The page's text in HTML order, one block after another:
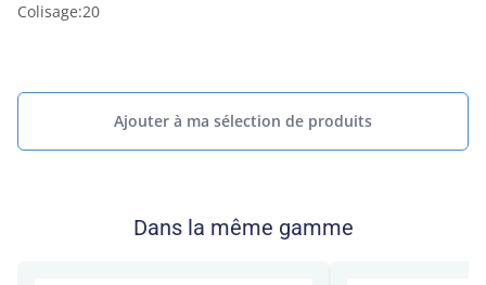
Colisage:20
Ajouter à ma sélection de produits
Dans la même gamme